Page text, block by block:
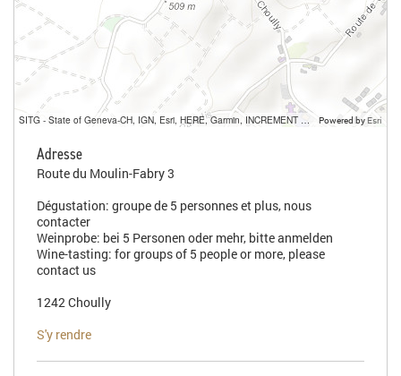
SITG - State of Geneva-CH, IGN, Esri, HERE, Garmin, INCREMENT P, USGS, METI/NASA Powered byEsri
Adresse
Route du Moulin-Fabry 3
Dégustation: groupe de 5 personnes et plus, nous
contacter
Weinprobe: bei 5 Personen oder mehr, bitte anmelden
Wine-tasting: for groups of 5 people or more, please
contact us
1242 Choully
S'y rendre